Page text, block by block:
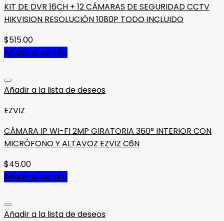
KIT DE DVR 16CH + 12 CÁMARAS DE SEGURIDAD CCTV
HIKVISION RESOLUCIÓN 1080P TODO INCLUIDO
$515.00
Añadir al carrito
Añadir a la lista de deseos
EZVIZ
CÁMARA IP WI-FI 2MP GIRATORIA 360° INTERIOR CON
MICRÓFONO Y ALTAVOZ EZVIZ C6N
$45.00
Añadir al carrito
Añadir a la lista de deseos